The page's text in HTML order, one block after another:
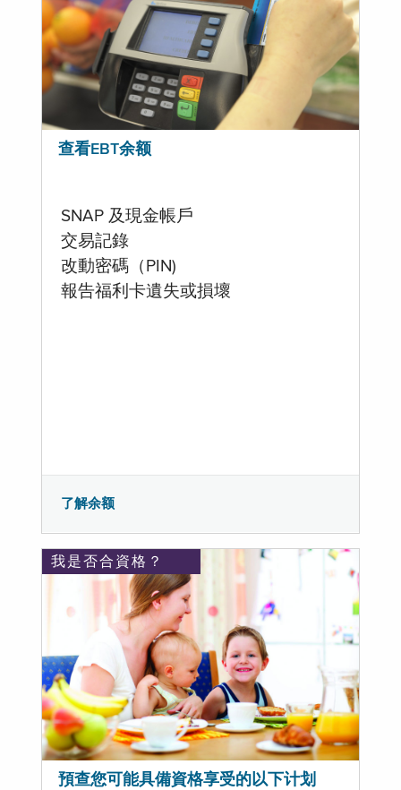
查看EBT余额
SNAP 及現金帳戶
交易記錄
改動密碼（PIN)
報告福利卡遺失或損壞
了解余额
我是否合資格？
預查您可能具備資格享受的以下计划